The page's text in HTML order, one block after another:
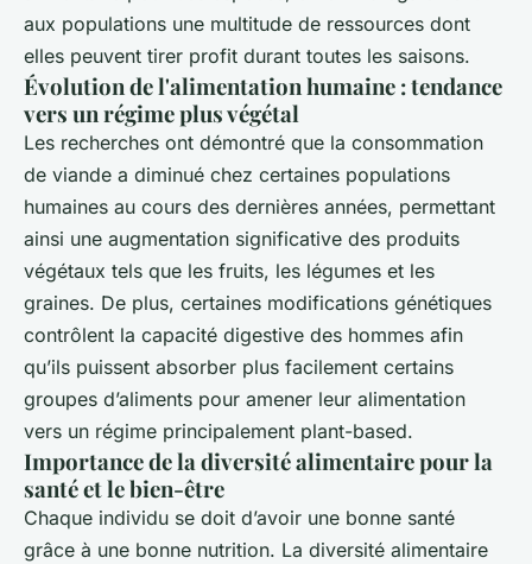
aux populations une multitude de ressources dont
elles peuvent tirer profit durant toutes les saisons.
Évolution de l'alimentation humaine : tendance
vers un régime plus végétal
Les recherches ont démontré que la consommation
de viande a diminué chez certaines populations
humaines au cours des dernières années, permettant
ainsi une augmentation significative des produits
végétaux tels que les fruits, les légumes et les
graines. De plus, certaines modifications génétiques
contrôlent la capacité digestive des hommes afin
qu’ils puissent absorber plus facilement certains
groupes d’aliments pour amener leur alimentation
vers un régime principalement plant-based.
Importance de la diversité alimentaire pour la
santé et le bien-être
Chaque individu se doit d’avoir une bonne santé
grâce à une bonne nutrition. La diversité alimentaire